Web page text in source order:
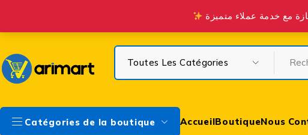
Profitez de la Livraison gratuite à partir de 300 DH sur Casa & à partir de
Catégories de la boutique AccueilBoutiqueNous